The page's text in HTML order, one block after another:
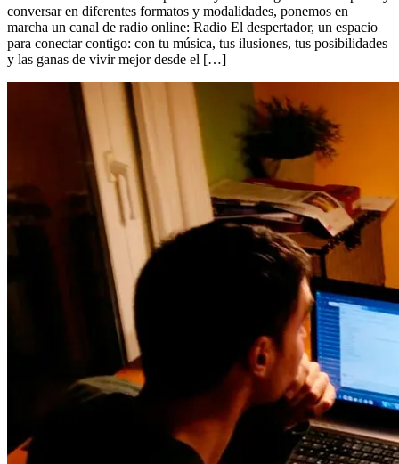
conversar en diferentes formatos y modalidades, ponemos en
marcha un canal de radio online: Radio El despertador, un espacio
para conectar contigo: con tu música, tus ilusiones, tus posibilidades
y las ganas de vivir mejor desde el […]